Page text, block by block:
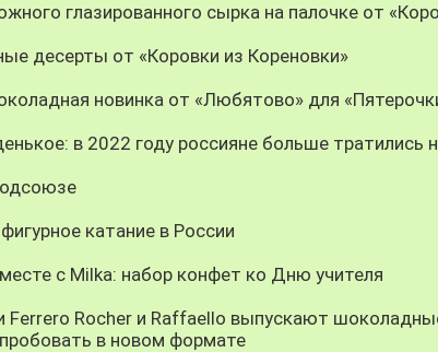
глазированного сырка на палочке от
десерты от «Коровки из Кореновки»
новинка от «Любятово» для
в 2022 году россияне больше
катание в России
с Milka: набор конфет ко Дню учителя
Ferrero Rocher и Raffaello выпускают
в новом формате